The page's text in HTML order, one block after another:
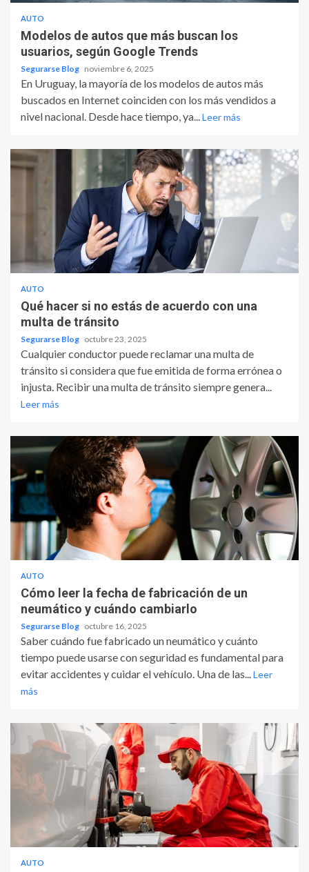
AUTO
Modelos de autos que más buscan los
usuarios, según Google Trends
Segurarse Blog noviembre 6, 2025
En Uruguay, la mayoría de los modelos de autos más
buscados en Internet coinciden con los más vendidos a
nivel nacional. Desde hace tiempo, ya...Leer más
AUTO
Qué hacer si no estás de acuerdo con una
multa de tránsito
Segurarse Blog octubre 23, 2025
Cualquier conductor puede reclamar una multa de
tránsito si considera que fue emitida de forma errónea o
injusta. Recibir una multa de tránsito siempre genera...
Leer más
AUTO
Cómo leer la fecha de fabricación de un
neumático y cuándo cambiarlo
Segurarse Blog octubre 16, 2025
Saber cuándo fue fabricado un neumático y cuánto
tiempo puede usarse con seguridad es fundamental para
evitar accidentes y cuidar el vehículo. Una de las...Leer
más
AUTO